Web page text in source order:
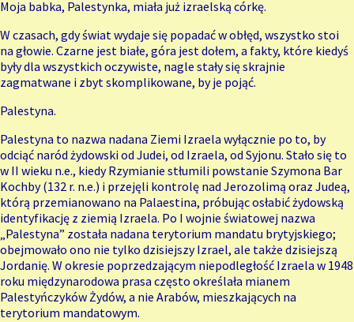
Moja babka, Palestynka, miała już izraelską córkę.
W czasach, gdy świat wydaje się popadać w obłęd, wszystko stoi
na głowie. Czarne jest białe, góra jest dołem, a fakty, które kiedyś
były dla wszystkich oczywiste, nagle stały się skrajnie
zagmatwane i zbyt skomplikowane, by je pojąć.
Palestyna.
Palestyna to nazwa nadana Ziemi Izraela wyłącznie po to, by
odciąć naród żydowski od Judei, od Izraela, od Syjonu. Stało się to
w II wieku n.e., kiedy Rzymianie stłumili powstanie Szymona Bar
Kochby (132 r. n.e.) i przejęli kontrolę nad Jerozolimą oraz Judeą,
którą przemianowano na Palaestina, próbując osłabić żydowską
identyfikację z ziemią Izraela. Po I wojnie światowej nazwa
„Palestyna” została nadana terytorium mandatu brytyjskiego;
obejmowało ono nie tylko dzisiejszy Izrael, ale także dzisiejszą
Jordanię. W okresie poprzedzającym niepodległość Izraela w 1948
roku międzynarodowa prasa często określała mianem
Palestyńczyków Żydów, a nie Arabów, mieszkających na
terytorium mandatowym.